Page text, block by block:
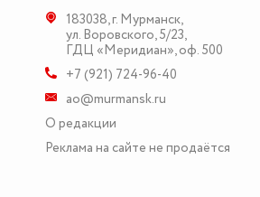
183038,г. Мурманск,
ул. Воровского, 5/23,
ГДЦ «Меридиан», оф. 500
+7 (921) 724-96-40
ao@murmansk.ru
О редакции
Реклама на сайте не продаётся